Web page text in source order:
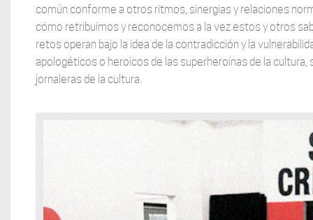
común conforme a otros ritmos, sinergias y relaciones
cómo retribuimos y reconocemos a la vez estos y otros
retos operan bajo la idea de la contradicción y la
apologéticos o heroicos de las superheroínas de la cultura,
jornaleras de la cultura.